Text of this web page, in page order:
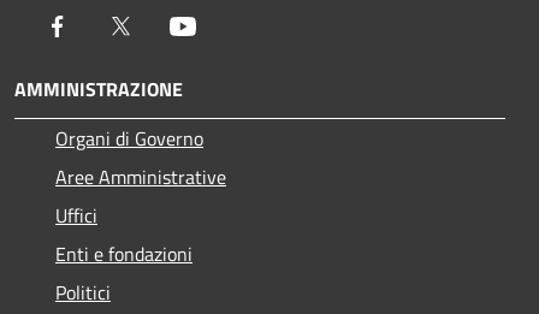
Facebook Twitter
AMMINISTRAZIONE
Organi di Governo
Aree Amministrative
Uffici
Enti e fondazioni
Politici